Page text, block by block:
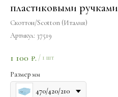
пластиковыми ручками
Скоттон/Scotton (Италия)
Артикул: 37519
1 100 ₽. / 1 шт
Размер мм
470/420/210